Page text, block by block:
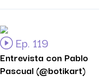
Ep. 119
Entrevista con Pablo
Pascual (@botikart)